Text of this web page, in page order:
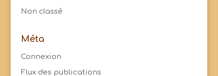
Non classé
Méta
Connexion
Flux des publications